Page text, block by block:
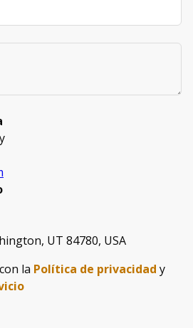
UT 84780, USA
la Política de privacidad y